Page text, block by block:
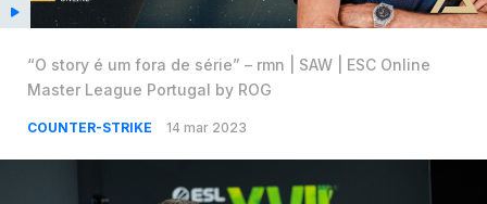
“O story é um fora de série” – rmn | SAW | ESC Online
Master League Portugal by ROG
COUNTER-STRIKE 14 mar 2023